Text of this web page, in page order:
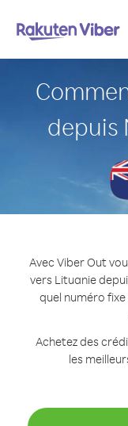
depuis
Avec Viber Out
vers Lituanie
quel numéro fixe
Achetez des
les